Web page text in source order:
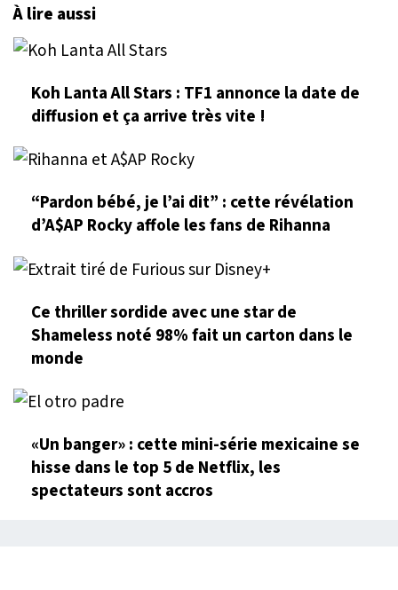
À lire aussi
Koh Lanta All Stars : TF1 annonce la date de
diffusion et ça arrive très vite !
“Pardon bébé, je l’ai dit” : cette révélation
d’A$AP Rocky affole les fans de Rihanna
Ce thriller sordide avec une star de
Shameless noté 98% fait un carton dans le
monde
«Un banger» : cette mini-série mexicaine se
hisse dans le top 5 de Netflix, les
spectateurs sont accros